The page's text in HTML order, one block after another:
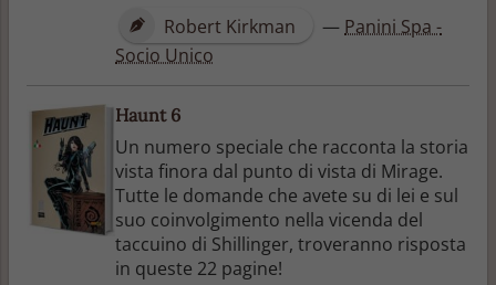
Robert Kirkman
— Panini Spa -
Socio Unico
Haunt 6
Un numero speciale che racconta la storia
vista finora dal punto di vista di Mirage.
Tutte le domande che avete su di lei e sul
suo coinvolgimento nella vicenda del
taccuino di Shillinger, troveranno risposta
in queste 22 pagine!